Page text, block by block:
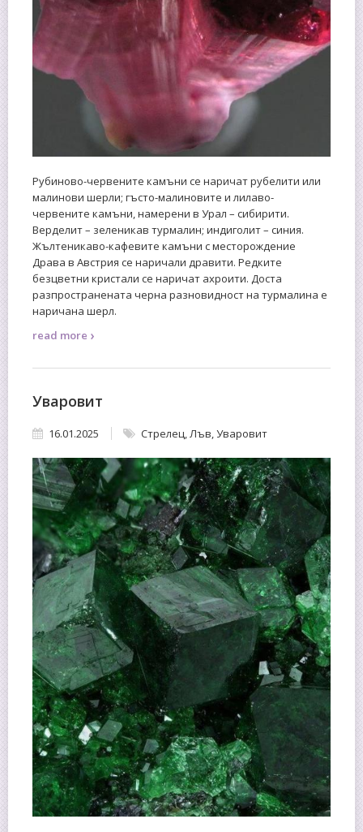
Рубиново-червените камъни се наричат рубелити или
малинови шерли; гъсто-малиновите и лилаво-
червените камъни, намерени в Урал – сибирити.
Верделит – зеленикав турмалин; индиголит – синия.
Жълтеникаво-кафевите камъни с месторождение
Драва в Австрия се наричали дравити. Редките
безцветни кристали се наричат ахроити. Доста
разпространената черна разновидност на турмалина е
наричана шерл.
read more ›
Уваровит
16.01.2025 Стрелец,Лъв,Уваровит